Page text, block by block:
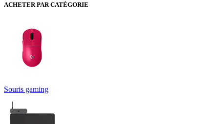
ACHETER PAR CATÉGORIE
Souris gaming